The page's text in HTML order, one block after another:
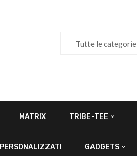
Tutte le categorie
MATRIX TRIBE-TEE
PERSONALIZZATI
GADGETS